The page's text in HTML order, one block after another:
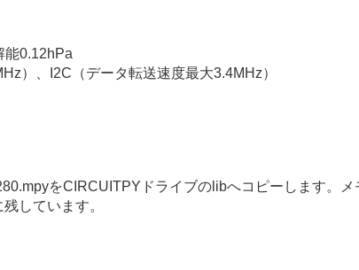
能0.12hPa
）、I2C（データ転送速度最大3.4MHz）
をCIRCUITPYドライブのlibへコピーします。メ
しています。